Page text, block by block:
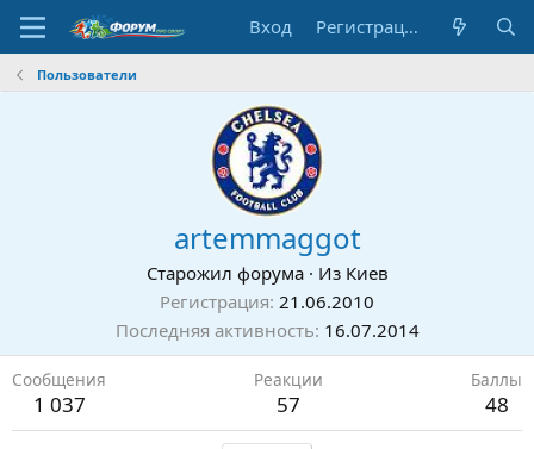
Вход Регистрация
Пользователи
artemmaggot
Старожил форума · Из Киев
Регистрация 21.06.2010
Последняя активность 16.07.2014
Сообщения
1 037
Реакции
57
Баллы
48